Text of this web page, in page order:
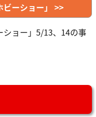
ビーショー」 >>
ョー」5/13、14の事